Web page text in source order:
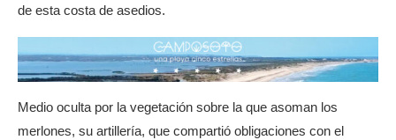
de esta costa de asedios.
Medio oculta por la vegetación sobre la que asoman los
merlones, su artillería, que compartió obligaciones con el